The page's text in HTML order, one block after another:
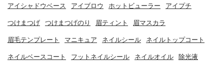
アイシャドウベース アイブロウ ホットビューラー アイプチ
つけまつげ つけまつげのり 眉ティント 眉マスカラ
眉毛テンプレート マニキュア ネイルシール ネイルトップコート
ネイルベースコート フットネイルシール ネイルオイル 除光液